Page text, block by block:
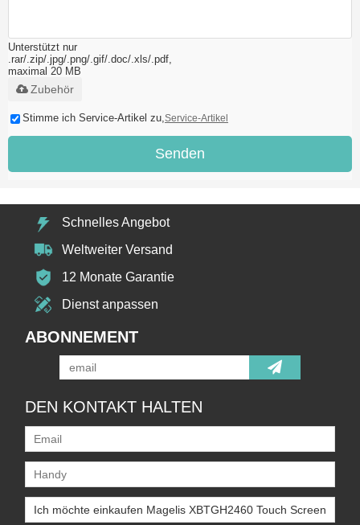
Unterstützt nur
.rar/.zip/.jpg/.png/.gif/.doc/.xls/.pdf,
maximal 20 MB
Zubehör
Stimme ich Service-Artikel zu,Service-Artikel
Senden
Schnelles Angebot
Weltweiter Versand
12 Monate Garantie
Dienst anpassen
ABONNEMENT
DEN KONTAKT HALTEN